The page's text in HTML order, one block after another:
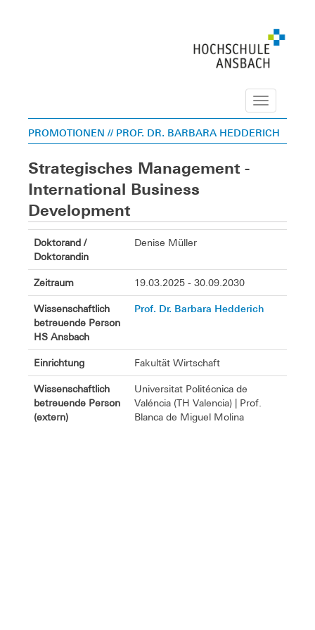
Navigation
PROMOTIONEN // PROF. DR. BARBARA HEDDERICH
Strategisches Management -
International Business
Development
Doktorand /
Doktorandin
Denise Müller
Zeitraum 19.03.2025 - 30.09.2030
Wissenschaftlich
betreuende Person
HS Ansbach
Prof. Dr. Barbara Hedderich
Einrichtung Fakultät Wirtschaft
Wissenschaftlich
betreuende Person
(extern)
Universitat Politécnica de
Valéncia (TH Valencia) | Prof.
Blanca de Miguel Molina